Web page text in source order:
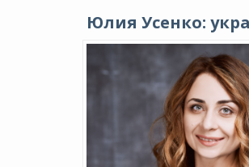
Юлия Усенко: